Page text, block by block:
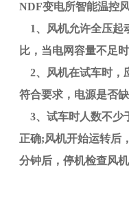
NDF变电所智能温控
1、风机允许全压起
比，当电网容量不足
2、风机在试车时，
符合要求，电源是否
3、试车时人数不少
正确;风机开始运转后
分钟后，停机检查风